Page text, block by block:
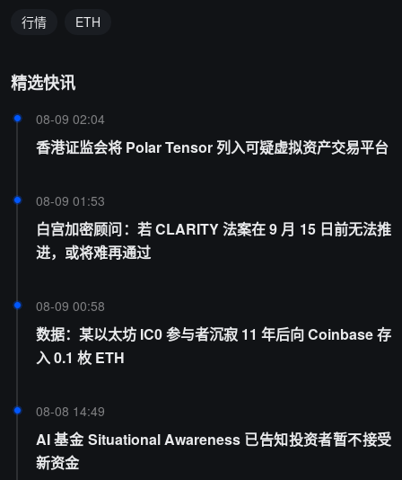
行情 ETH
精选快讯
08-09 02:04
香港证监会将 Polar Tensor 列入可疑虚拟资产交易平台
08-09 01:53
白宫加密顾问：若 CLARITY 法案在 9 月 15 日前无法推
进，或将难再通过
08-09 00:58
数据：某以太坊 IC0 参与者沉寂 11 年后向 Coinbase 存
入 0.1 枚 ETH
08-08 14:49
AI 基金 Situational Awareness 已告知投资者暂不接受
新资金